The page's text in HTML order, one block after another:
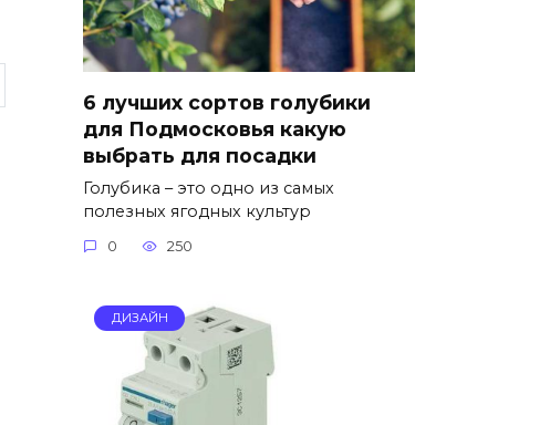
6 лучших сортов голубики
для Подмосковья какую
выбрать для посадки
Голубика – это одно из самых
полезных ягодных культур
0 250
ДИЗАЙН